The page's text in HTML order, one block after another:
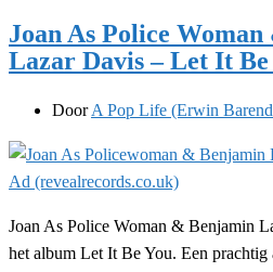
Joan As Police
Lazar Davis – Let It Be
DoorA Pop Life (Erwin
Joan As Police Woman & Benjamin
het album Let It Be You. Een